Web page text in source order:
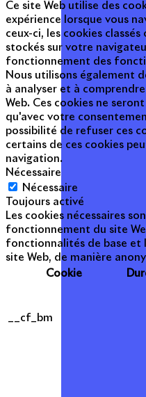
Ce site Web utilise des
expérience lorsque vous
ceux-ci, les cookies
stockés sur votre
fonctionnement des
Nous utilisons également
à analyser et à
Web. Ces cookies ne
qu'avec votre
possibilité de refuser ces
certains de ces cookies
navigation.
Nécessaire
Nécessaire
Toujours activé
Les cookies nécessaires
fonctionnement du site
fonctionnalités de base et
site Web, de manière
Cookie
__cf_bm